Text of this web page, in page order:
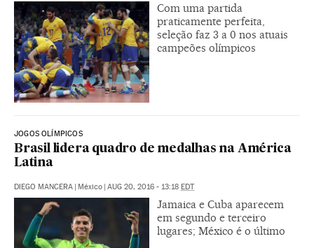
Com uma partida
praticamente perfeita,
seleção faz 3 a 0 nos atuais
campeões olímpicos
JOGOS OLÍMPICOS
Brasil lidera quadro de medalhas na América
Latina
DIEGO MANCERA | México | AUG 20, 2016 - 13:18 EDT
Jamaica e Cuba aparecem
em segundo e terceiro
lugares; México é o último